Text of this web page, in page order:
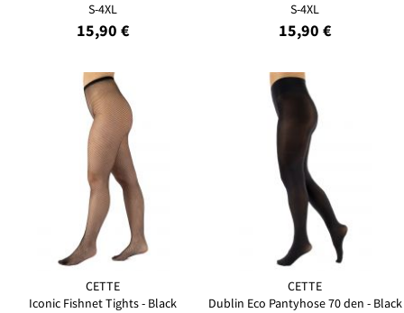
S-4XL
15,90 €
S-4XL
15,90 €
CETTE
Iconic Fishnet Tights - Black
CETTE
Dublin Eco Pantyhose 70 den - Black